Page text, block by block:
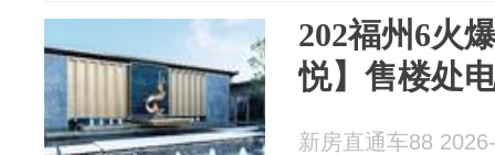
202福州6火
悦】售楼处
新房直通车88